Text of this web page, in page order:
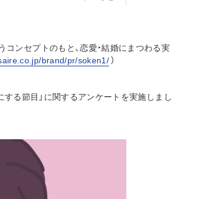
ンセプトのもと、恋愛・結婚にまつわる実
brand/pr/soken1/）
る節目」に関するアンケートを実施しまし